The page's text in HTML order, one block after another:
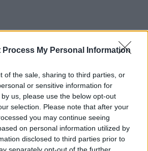
Process My Personal Information
of the sale, sharing to third parties, or
or sensitive information for
us, please use the below opt-out
selection. Please note that after your
you may continue seeing
on personal information utilized by
disclosed to third parties prior to